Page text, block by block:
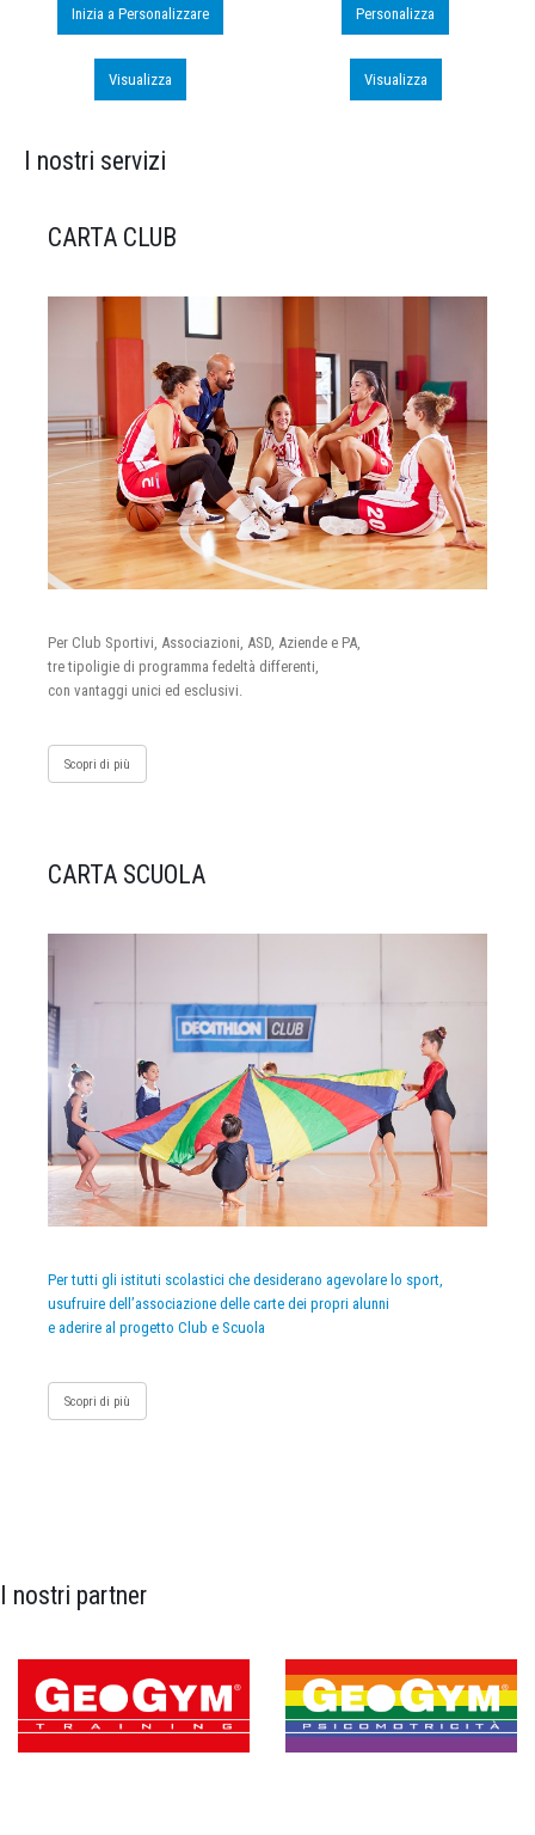
Inizia a Personalizzare
Visualizza
Personalizza
Visualizza
I nostri servizi
CARTA CLUB
Per Club Sportivi, Associazioni, ASD, Aziende e PA,
tre tipoligie di programma fedeltà differenti,
con vantaggi unici ed esclusivi.
Scopri di più
CARTA SCUOLA
Per tutti gli istituti scolastici che desiderano agevolare lo sport,
usufruire dell’associazione delle carte dei propri alunni
e aderire al progetto Club e Scuola
Scopri di più
I nostri partner